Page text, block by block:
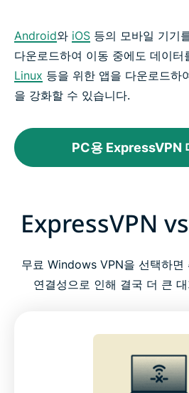
Android와 iOS 등의 모바일 기기
다운로드하여 이동 중에도 데이터
Linux 등을 위한 앱을 다운로드하
을 강화할 수 있습니다.
PC용 ExpressVPN
ExpressVPN
무료 Windows VPN을 선택하면
연결성으로 인해 결국 더 큰